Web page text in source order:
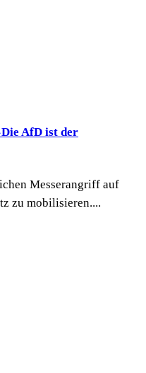
AfD ist der
Messerangriff auf
zu mobilisieren....